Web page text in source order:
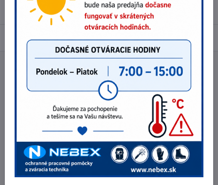
Recenzie 0
Diskusia 0
FacebookTwitter BlueskyPinterestReddit LinkedInWhatsApp
Nasledujúci produkt
Najpredávanejšie produkty v tejto
kategórii
7738 Svorka šrobová 90° 300x150
46,74 €